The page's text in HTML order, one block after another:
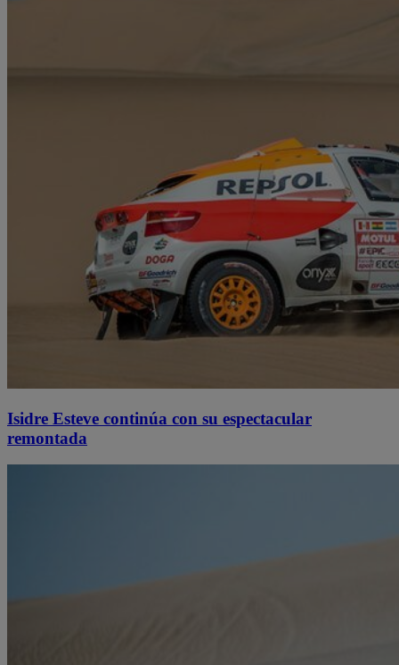
Isidre Esteve continúa con su espectacular
remontada